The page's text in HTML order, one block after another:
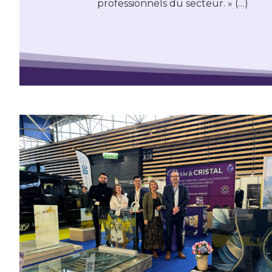
professionnels du secteur. » (…)